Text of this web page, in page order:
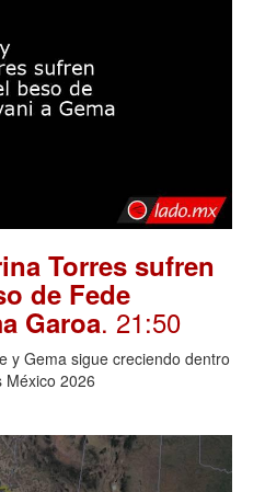
Torres sufren
de Fede
Garoa. 21:50
y Gema sigue creciendo dentro
México 2026